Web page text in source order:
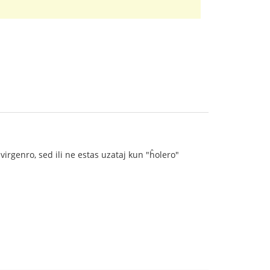
sed ili ne estas uzataj kun "ĥolero"